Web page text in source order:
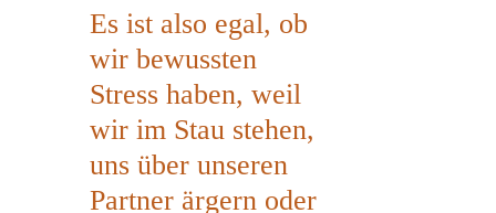
Es ist also egal, ob
wir bewussten
Stress haben, weil
wir im Stau stehen,
uns über unseren
Partner ärgern oder